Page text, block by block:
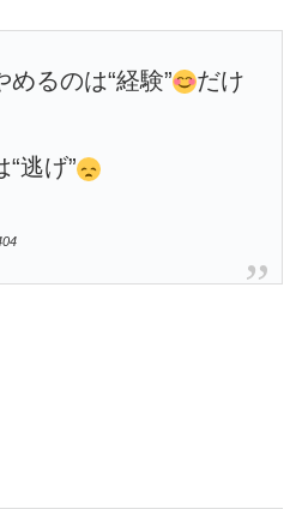
るのは“経験”
だけ
逃げ”